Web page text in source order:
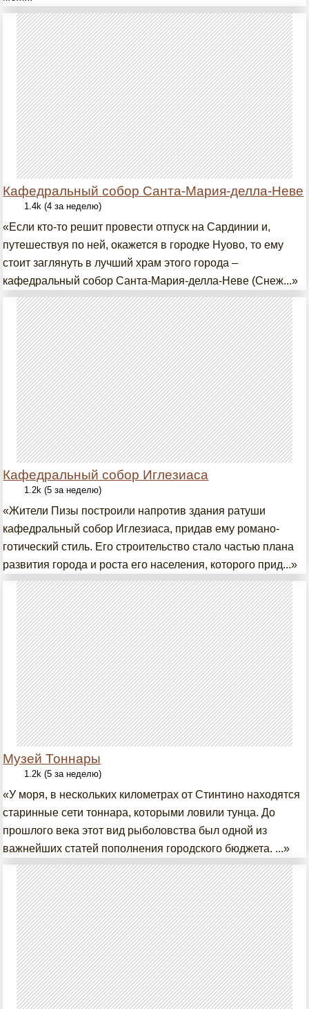
Кафедральный собор Санта-Мария-делла-Неве
1.4k (4 за неделю)
«Если кто-то решит провести отпуск на Сардинии и,
путешествуя по ней, окажется в городке Нуово, то ему
стоит заглянуть в лучший храм этого города –
кафедральный собор Санта-Мария-делла-Неве (Снеж...»
Кафедральный собор Иглезиаса
1.2k (5 за неделю)
«Жители Пизы построили напротив здания ратуши
кафедральный собор Иглезиаса, придав ему романо-
готический стиль. Его строительство стало частью плана
развития города и роста его населения, которого прид...»
Музей Тоннары
1.2k (5 за неделю)
«У моря, в нескольких километрах от Стинтино находятся
старинные сети тоннара, которыми ловили тунца. До
прошлого века этот вид рыболовства был одной из
важнейших статей пополнения городского бюджета. ...»